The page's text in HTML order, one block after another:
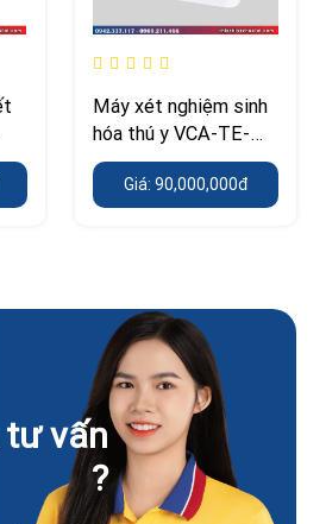
Máy xét nghiệm sinh
hóa thú y VCA-TE-
300
Giá: 90,000,000đ
tư vấn
?